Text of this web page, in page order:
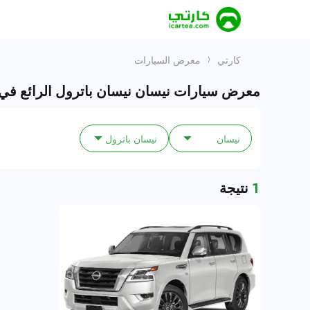
كارتي معرض السيارات
معرض سيارات نيسان نيسان باترول الرائع
نيسان نيسان باترول
1 نتيجة